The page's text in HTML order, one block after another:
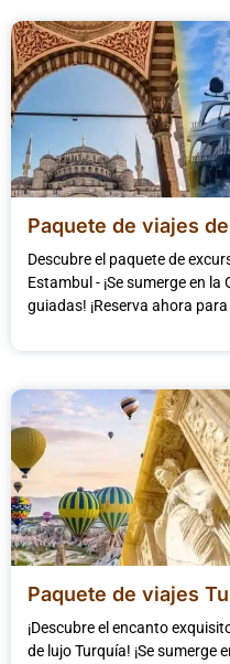
Paquete de viajes
Descubre el paquete de
Estambul - ¡Se sumerge en
guiadas! ¡Reserva ahora
Paquete de viajes
¡Descubre el encanto
de lujo Turquía! ¡Se sumerge